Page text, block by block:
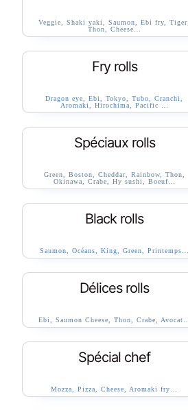
Veggie, Shaki yaki, Saumon, Ebi fry, Tiger,
Thon, Cheese…
Fry rolls
Dragon eye, Ebi, Tokyo, Tubo, Cranchi,
Aromaki, Hirochima, Pacific …
Spéciaux rolls
Green, Boston, Cheddar, Rainbow, Thon,
Okinawa, Crabe, Hy sushi, Boeuf…
Black rolls
Saumon, Océans, King, Green, Printemps…
Délices rolls
Ebi, Saumon Cheese, Thon, Crabe, Avocat…
Spécial chef
Mozza, Pizza, Cheese, Aromaki fry…